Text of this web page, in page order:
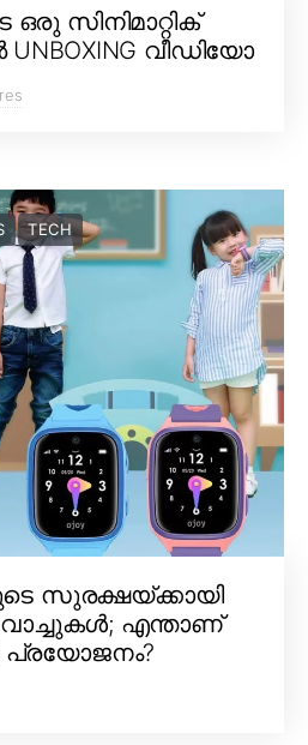
സിനിമാറ്റിക്
വീഡിയോ
TECH
സുരക്ഷയ്ക്കായി
വാച്ചുകൾ; എന്താണ്